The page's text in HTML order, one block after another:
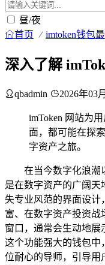
昼/夜
首页 imtoken钱包
深入了解
qbadmin 2026年03
imToken 网站为
面，都可能在探
字资产之旅。
在当今数字化浪潮
是在数字资产的广阔天
失专业风范的界面设计
富、在数字资产投资战
窗口，通常会生动地展
这个功能强大的钱包中
位耐心的导师，引导用